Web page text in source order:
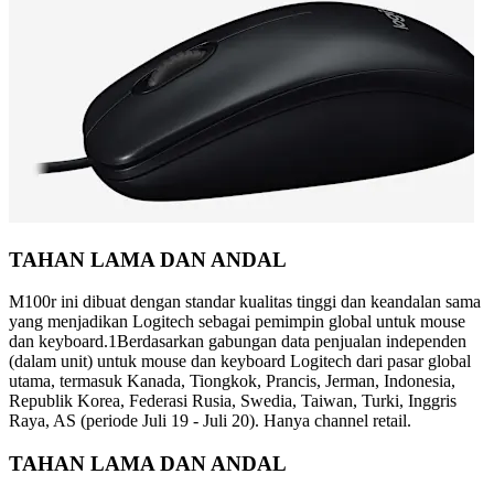
TAHAN LAMA DAN ANDAL
M100r ini dibuat dengan standar kualitas tinggi dan keandalan sama
yang menjadikan Logitech sebagai pemimpin global untuk mouse
dan keyboard.1Berdasarkan gabungan data penjualan independen
(dalam unit) untuk mouse dan keyboard Logitech dari pasar global
utama, termasuk Kanada, Tiongkok, Prancis, Jerman, Indonesia,
Republik Korea, Federasi Rusia, Swedia, Taiwan, Turki, Inggris
Raya, AS (periode Juli 19 - Juli 20). Hanya channel retail.
TAHAN LAMA DAN ANDAL